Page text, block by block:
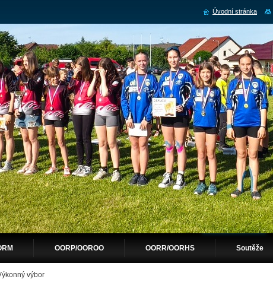
OORP/OOROO OORR/OORHS Soutěže
výbor
Úvodní stránka